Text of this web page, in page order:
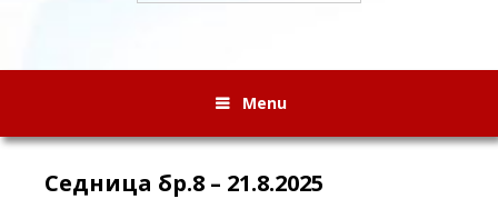
Menu
Седница бр.8 – 21.8.2025